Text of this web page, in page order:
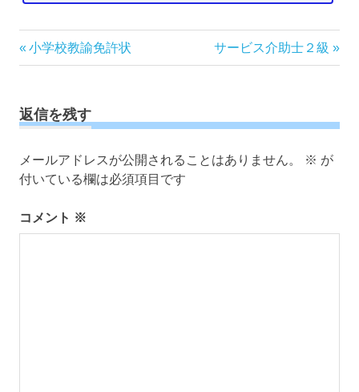
投
稿
ビ
ゲ
ー
シ
ン
前
の
事:
小学校教諭免許状
次
の
サービス介助士２級
返信を残す
メールアドレスが公開されることはありません。 ※ が
付いている欄は必須項目です
コメント ※